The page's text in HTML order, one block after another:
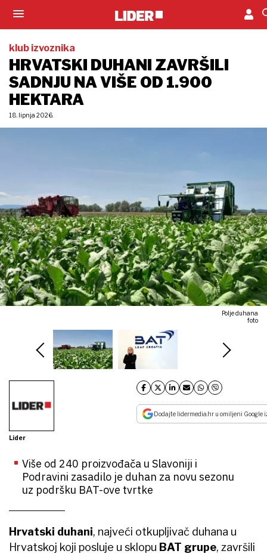
klub izvoznika
HRVATSKI DUHANI ZAVRŠILI
SADNJU NA VIŠE OD 1.900
HEKTARA
18. lipnja 2026.
Polje duhana
foto
Lider
Dodajte lidermedia.hr u omiljeni Google
Više od 240 proizvođača u Slavoniji i
Podravini zasadilo je duhan za novu sezonu
uz podršku BAT-ove tvrtke
Hrvatski duhani, najveći otkupljivač duhana u
Hrvatskoj koji posluje u sklopu BAT grupe, završili